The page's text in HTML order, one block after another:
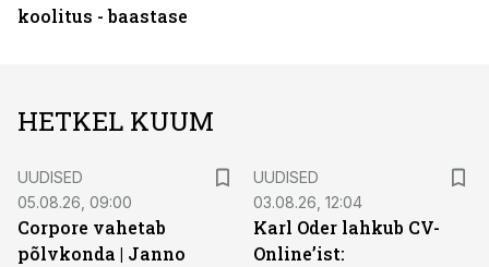
koolitus - baastase
HETKEL KUUM
UUDISED
05.08.26, 09:00
Corpore vahetab
põlvkonda | Janno
UUDISED
03.08.26, 12:04
Karl Oder lahkub CV-
Online’ist: